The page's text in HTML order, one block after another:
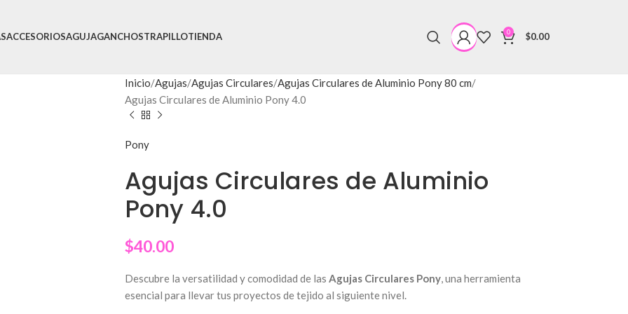
ACCESORIOSAGUJAGANCHOSTRAPILLOTIENDA 0 $0.00
Inicio Agujas Agujas Circulares Agujas Circulares de Aluminio Pony 80 cm
Agujas Circulares de Aluminio Pony 4.0
Pony
Agujas Circulares de Aluminio
Pony 4.0
$40.00
Descubre la versatilidad y comodidad de las Agujas Circulares Pony, una herramienta
esencial para llevar tus proyectos de tejido al siguiente nivel.